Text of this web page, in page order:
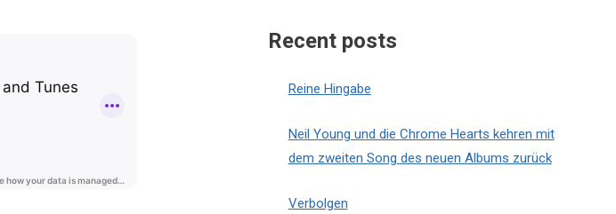
Recent posts
Reine Hingabe
Neil Young und die Chrome Hearts kehren mit
dem zweiten Song des neuen Albums zurück
Verbolgen